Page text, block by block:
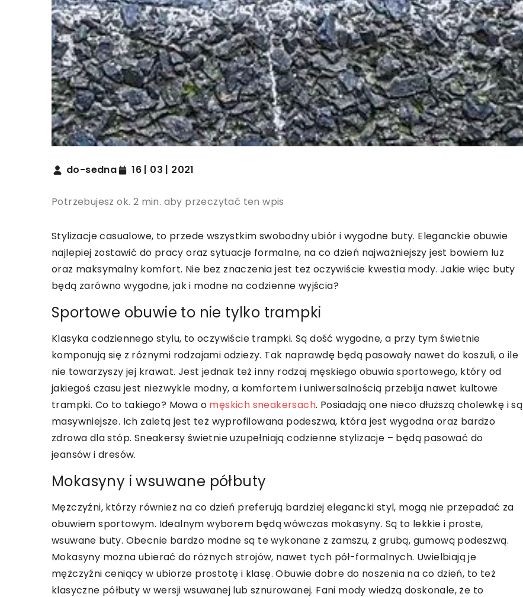
do-sedna 16 | 03 | 2021
Potrzebujesz ok. 2 min. aby przeczytać ten wpis
Stylizacje casualowe, to przede wszystkim swobodny ubiór i wygodne buty. Eleganckie obuwie
najlepiej zostawić do pracy oraz sytuacje formalne, na co dzień najważniejszy jest bowiem luz
oraz maksymalny komfort. Nie bez znaczenia jest też oczywiście kwestia mody. Jakie więc buty
będą zarówno wygodne, jak i modne na codzienne wyjścia?
Sportowe obuwie to nie tylko trampki
Klasyka codziennego stylu, to oczywiście trampki. Są dość wygodne, a przy tym świetnie
komponują się z różnymi rodzajami odzieży. Tak naprawdę będą pasowały nawet do koszuli, o ile
nie towarzyszy jej krawat. Jest jednak też inny rodzaj męskiego obuwia sportowego, który od
jakiegoś czasu jest niezwykle modny, a komfortem i uniwersalnością przebija nawet kultowe
trampki. Co to takiego? Mowa o męskich sneakersach. Posiadają one nieco dłuższą cholewkę i są
masywniejsze. Ich zaletą jest też wyprofilowana podeszwa, która jest wygodna oraz bardzo
zdrowa dla stóp. Sneakersy świetnie uzupełniają codzienne stylizacje – będą pasować do
jeansów i dresów.
Mokasyny i wsuwane półbuty
Mężczyźni, którzy również na co dzień preferują bardziej elegancki styl, mogą nie przepadać za
obuwiem sportowym. Idealnym wyborem będą wówczas mokasyny. Są to lekkie i proste,
wsuwane buty. Obecnie bardzo modne są te wykonane z zamszu, z grubą, gumową podeszwą.
Mokasyny można ubierać do różnych strojów, nawet tych pół-formalnych. Uwielbiają je
mężczyźni ceniący w ubiorze prostotę i klasę. Obuwie dobre do noszenia na co dzień, to też
klasyczne półbuty w wersji wsuwanej lub sznurowanej. Fani mody wiedzą doskonale, że to